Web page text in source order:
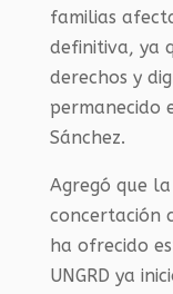
familias
definitiva, ya
derechos y
permanecido
Sánchez.
Agregó que la
concertación
ha ofrecido
UNGRD ya